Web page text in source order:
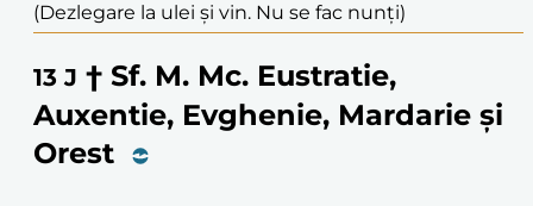
(Dezlegare la ulei și vin. Nu se fac nunți)
13 J † Sf. M. Mc. Eustratie,
Auxentie, Evghenie, Mardarie și
Orest